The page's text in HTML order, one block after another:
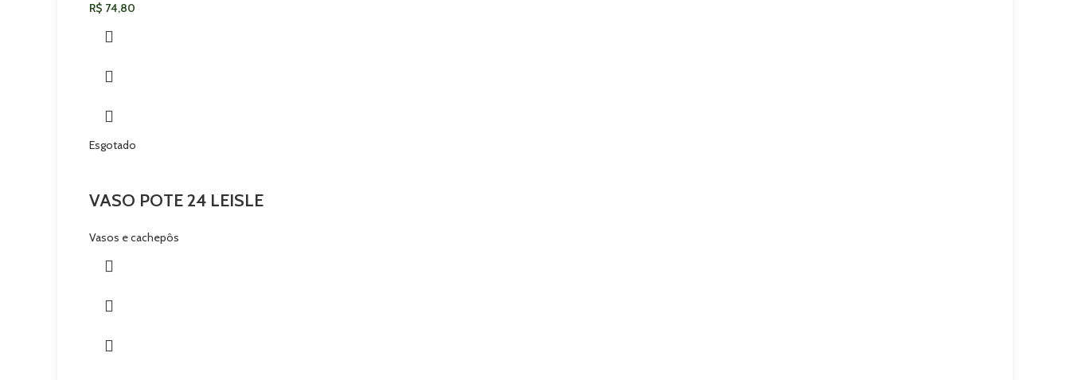
R$ 74,80
Esgotado
VASO POTE 24 LEISLE
Vasos e cachepôs